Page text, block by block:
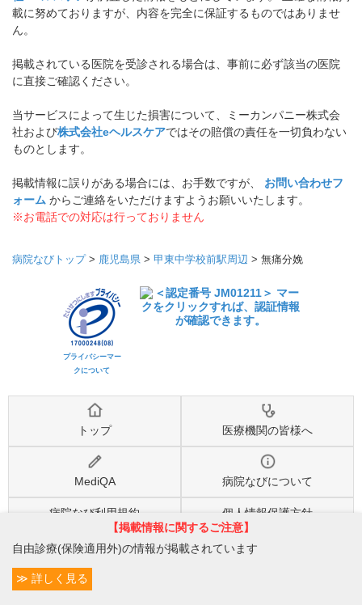
載に努めておりますが、内容を完全に保証するものではありませ
ん。
掲載されている医院を受診される場合は、事前に必ず該当の医院
に直接ご確認ください。
当サービスによって生じた損害について、ミーカンパニー株式会
社および株式会社eヘルスケアではその賠償の責任を一切負わない
ものとします。
掲載情報に誤りがある場合には、お手数ですが、 お問い合わせフ
ォーム からご連絡をいただけますようお願いいたします。
※お電話での対応は行っておりません
病院なびトップ> 鹿児島県 > 甲東中学校前駅周辺 > 無痛分娩
プライバシーマー
クについて
トップ 医療機関の皆様へ
MediQA 病院なびについて
病院なび利用規約 個人情報保護方針
【掲載情報に関するご注意】
自由診療(保険適用外)の情報が掲載されています
詳しく見る